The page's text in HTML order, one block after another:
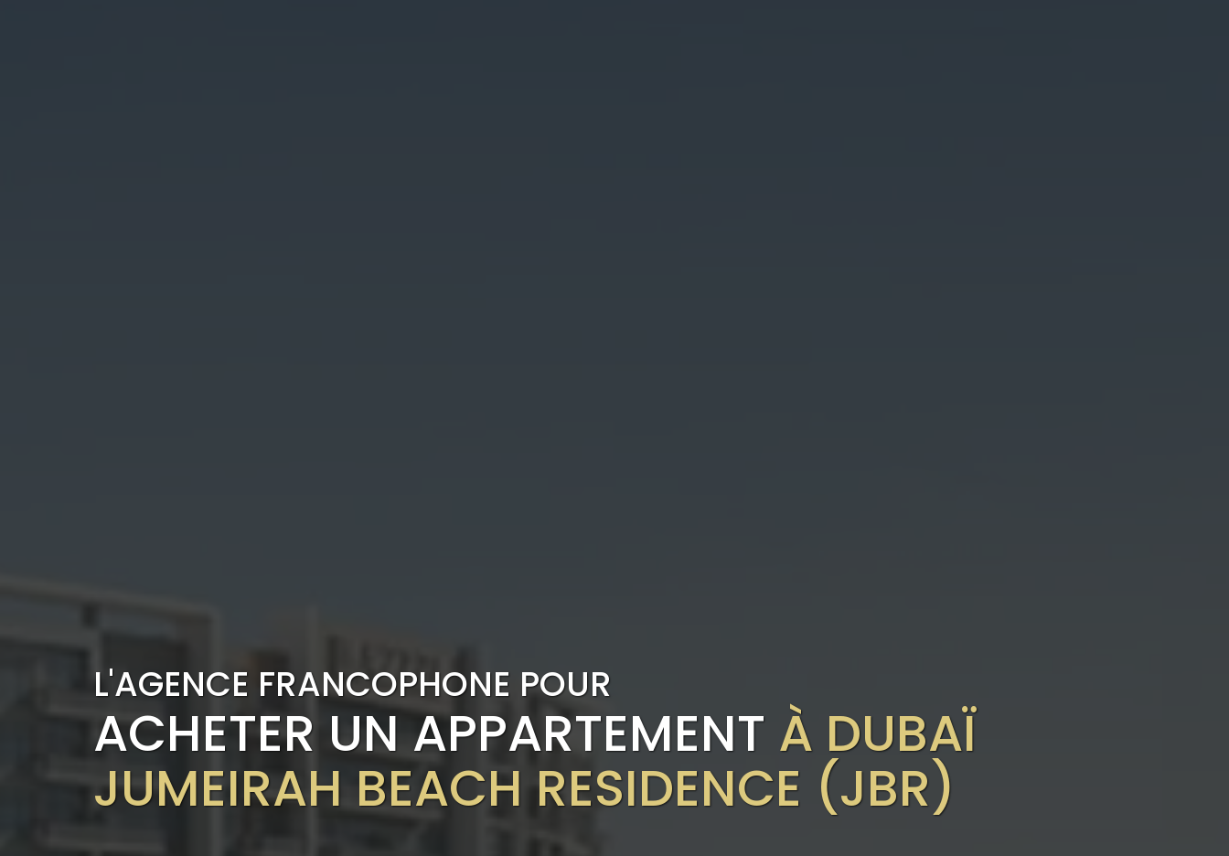
L'AGENCE FRANCOPHONE POUR
ACHETER UN APPARTEMENT À DUBAÏ
JUMEIRAH BEACH RESIDENCE (JBR)